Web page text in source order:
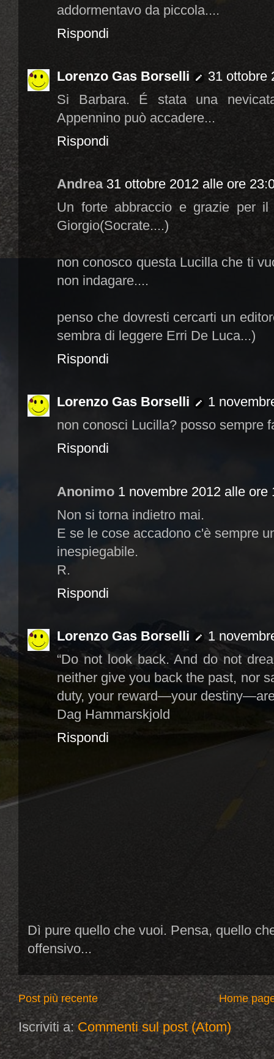
addormentavo da piccola....
Rispondi
Lorenzo Gas Borselli
31 ottobre
Si Barbara. É stata una
Appennino può accadere...
Rispondi
Andrea 31 ottobre 2012 alle ore
Un forte abbraccio e grazie per
Giorgio(Socrate....)
non conosco questa Lucilla che ti
non indagare....
penso che dovresti cercarti un
sembra di leggere Erri De Luca...)
Rispondi
Lorenzo Gas Borselli
1
non conosci Lucilla? posso sempre
Rispondi
Anonimo 1 novembre 2012 alle ore
Non si torna indietro mai.
E se le cose accadono c'è sempre
inespiegabile.
R.
Rispondi
Lorenzo Gas Borselli
1
“Do not look back. And do not
neither give you back the past, nor
duty, your reward—your
Dag Hammarskjold
Rispondi
Dì pure quello che vuoi. Pensa, quello
offensivo...
Post più recente Home
Iscriviti a:Commenti sul post (Atom)